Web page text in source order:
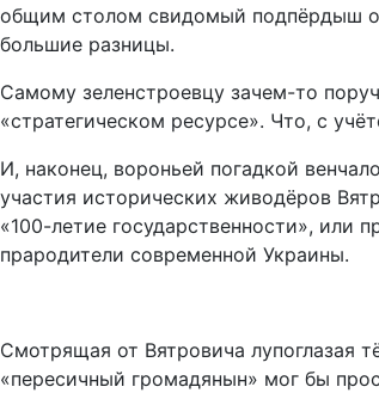
общим столом свидомый подпёрдыш
большие разницы.
Самому зеленстроевцу зачем-то
«стратегическом ресурсе». Что, с
И, наконец, вороньей погадкой
участия исторических живодёров
«100-летие государственности», или
прародители современной Украины.
Смотрящая от Вятровича лупоглазая
«пересичный громадянын» мог бы